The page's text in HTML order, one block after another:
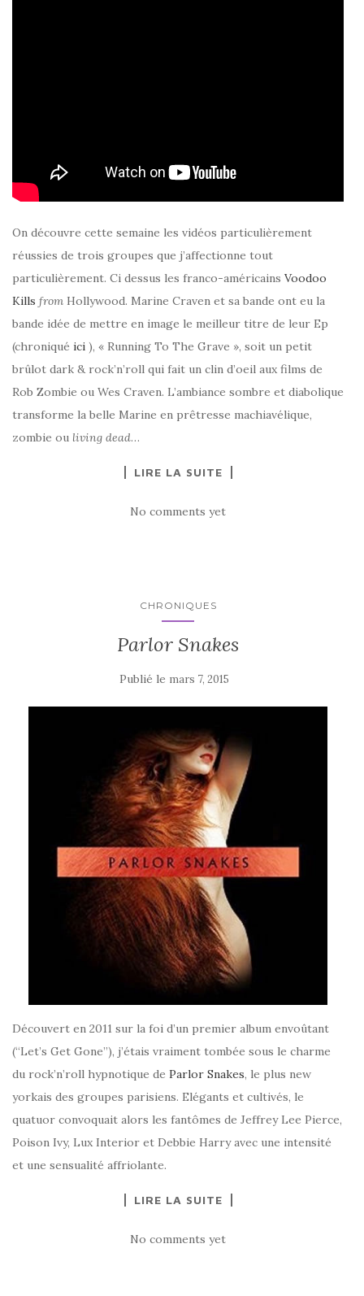
On découvre cette semaine les vidéos particulièrement
réussies de trois groupes que j’affectionne tout
particulièrement. Ci dessus les franco-américains Voodoo
Kills from Hollywood. Marine Craven et sa bande ont eu la
bande idée de mettre en image le meilleur titre de leur Ep
(chroniqué ici ), « Running To The Grave », soit un petit
brûlot dark & rock’n’roll qui fait un clin d’oeil aux films de
Rob Zombie ou Wes Craven. L’ambiance sombre et diabolique
transforme la belle Marine en prêtresse machiavélique,
zombie ou living dead…
LIRE LA SUITE
No comments yet
CHRONIQUES
Parlor Snakes
Publié le mars 7, 2015
Découvert en 2011 sur la foi d’un premier album envoûtant
(“Let’s Get Gone”), j’étais vraiment tombée sous le charme
du rock’n’roll hypnotique de Parlor Snakes, le plus new
yorkais des groupes parisiens. Elégants et cultivés, le
quatuor convoquait alors les fantômes de Jeffrey Lee Pierce,
Poison Ivy, Lux Interior et Debbie Harry avec une intensité
et une sensualité affriolante.
LIRE LA SUITE
No comments yet